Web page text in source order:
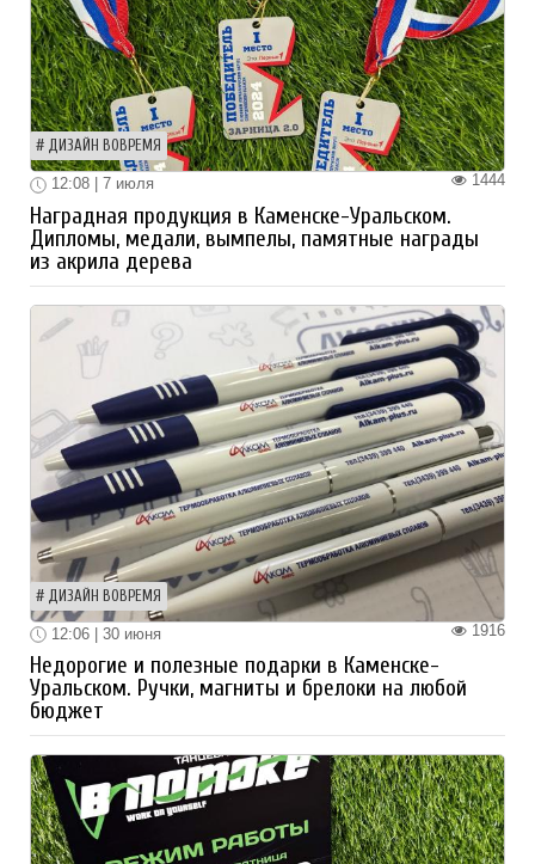
ДИЗАЙН ВОВРЕМЯ
1444
12:08 | 7 июля
Наградная продукция в Каменске-Уральском.
Дипломы, медали, вымпелы, памятные награды
из акрила дерева
ДИЗАЙН ВОВРЕМЯ
1916
12:06 | 30 июня
Недорогие и полезные подарки в Каменске-
Уральском. Ручки, магниты и брелоки на любой
бюджет